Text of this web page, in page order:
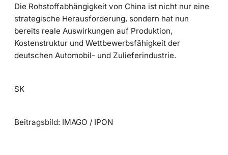
Die Rohstoffabhängigkeit von China ist nicht nur eine
strategische Herausforderung, sondern hat nun
bereits reale Auswirkungen auf Produktion,
Kostenstruktur und Wettbewerbsfähigkeit der
deutschen Automobil- und Zulieferindustrie.
SK
Beitragsbild: IMAGO / IPON